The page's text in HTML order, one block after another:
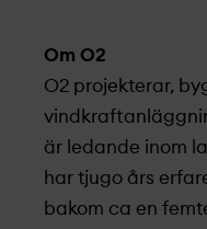
Om O2
O2 projekt­erar,
är ledande inom
har tjugo års
bakom ca en